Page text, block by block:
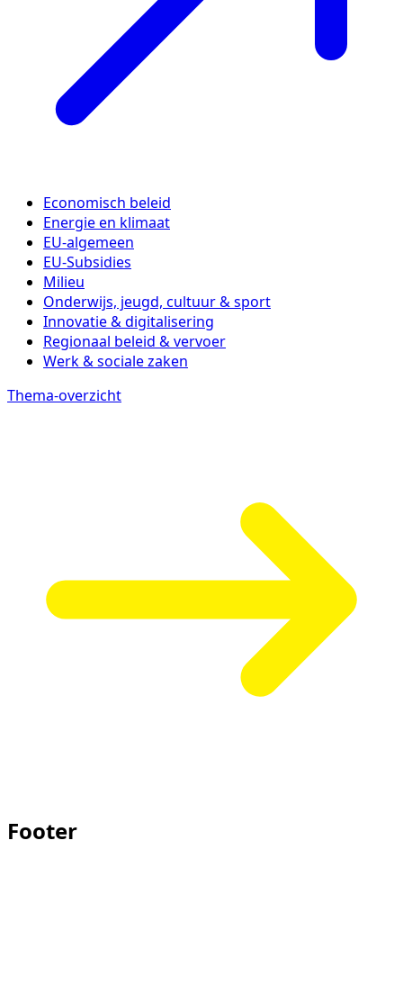
Economisch beleid
Energie en klimaat
EU-algemeen
EU-Subsidies
Milieu
Onderwijs, jeugd, cultuur & sport
Innovatie & digitalisering
Regionaal beleid & vervoer
Werk & sociale zaken
Thema-overzicht
Footer